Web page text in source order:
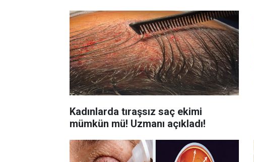
Kadınlarda tıraşsız saç ekimi
mümkün mü! Uzmanı açıkladı!